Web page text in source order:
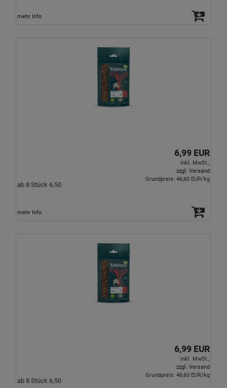
mehr Info
6,99 EUR
inkl. MwSt.,
zzgl. Versand
ab 8 Stück 6,50
Grundpreis: 46,60 EUR/kg
mehr Info
6,99 EUR
inkl. MwSt.,
zzgl. Versand
ab 8 Stück 6,50
Grundpreis: 46,60 EUR/kg